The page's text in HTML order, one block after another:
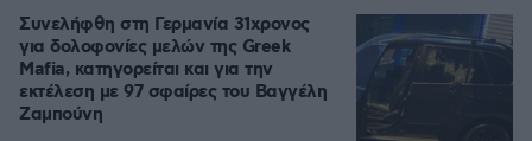
Συνελήφθη στη Γερμανία 31χρονος
για δολοφονίες μελών της Greek
Mafia, κατηγορείται και για την
εκτέλεση με 97 σφαίρες του Βαγγέλη
Ζαμπούνη